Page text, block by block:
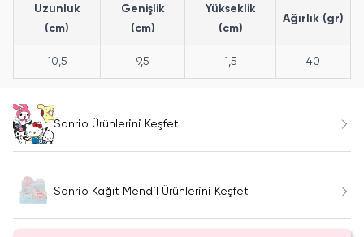
Uzunluk
(cm)
Genişlik
(cm)
Yükseklik
(cm)
Ağırlık (gr)
10,5 9,5 1,5 40
Sanrio Ürünlerini Keşfet
Sanrio Kağıt Mendil Ürünlerini Keşfet